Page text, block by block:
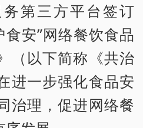
第三方平台签订
食安”网络餐饮食品
（以下简称《共治
进一步强化食品安
治理，促进网络餐